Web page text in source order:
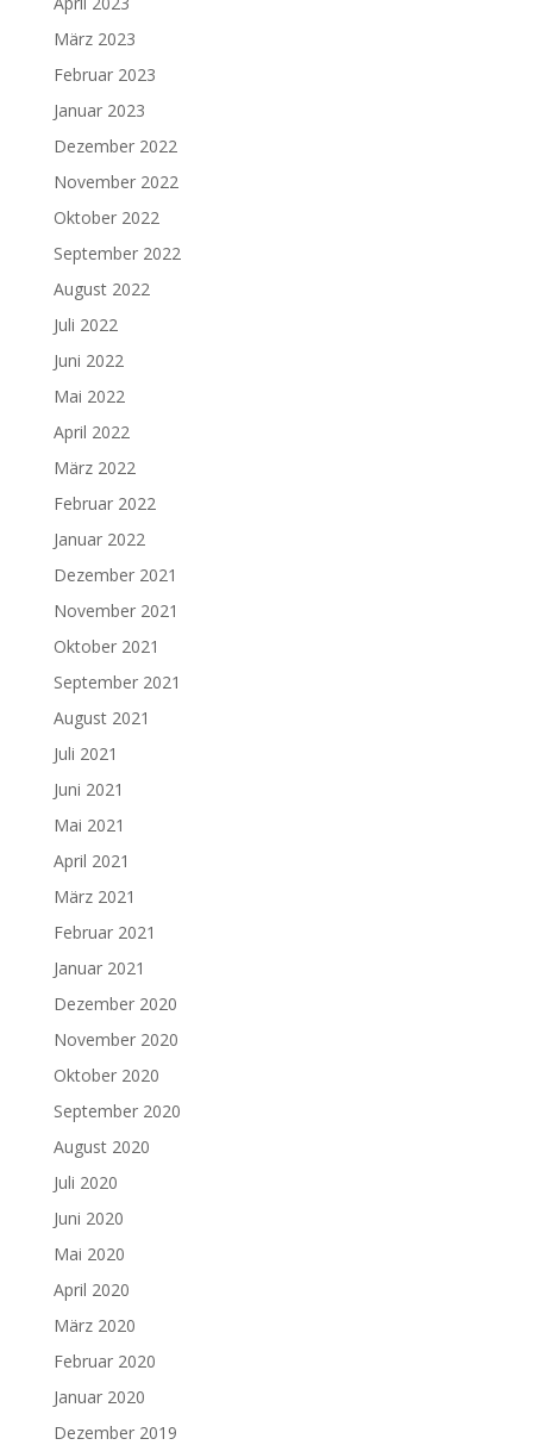
März 2023
Februar 2023
Januar 2023
Dezember 2022
November 2022
Oktober 2022
September 2022
August 2022
Juli 2022
Juni 2022
Mai 2022
April 2022
März 2022
Februar 2022
Januar 2022
Dezember 2021
November 2021
Oktober 2021
September 2021
August 2021
Juli 2021
Juni 2021
Mai 2021
April 2021
März 2021
Februar 2021
Januar 2021
Dezember 2020
November 2020
Oktober 2020
September 2020
August 2020
Juli 2020
Juni 2020
Mai 2020
April 2020
März 2020
Februar 2020
Januar 2020
Dezember 2019